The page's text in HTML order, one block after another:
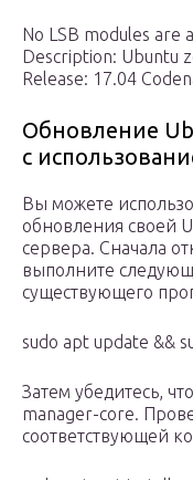
No LSB modules are
Description: Ubuntu
Release: 17.04
Обновление
с
Вы можете
обновления своей
сервера. Сначала
выполните
существующего
sudo apt update &&
Затем убедитесь,
manager-core.
соответствующей